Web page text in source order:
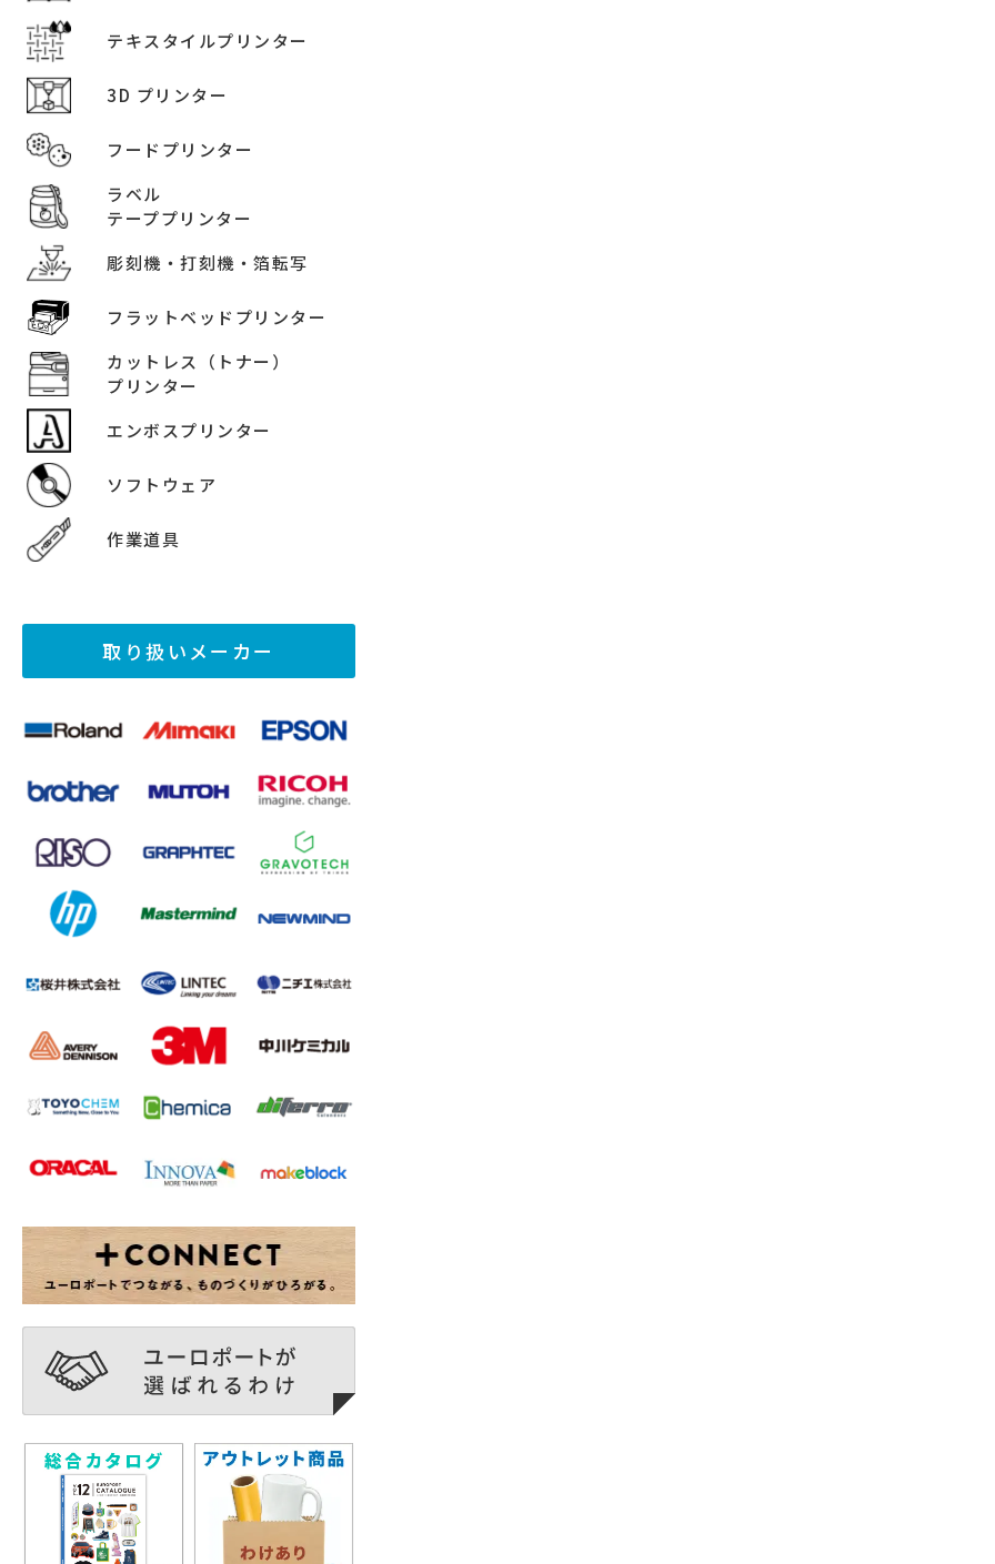
テキスタイルプリンター
3D プリンター
フードプリンター
ラベル
テーププリンター
彫刻機・打刻機・箔転写
フラットベッドプリンター
カットレス（トナー）
プリンター
エンボスプリンター
ソフトウェア
作業道具
取り扱いメーカー